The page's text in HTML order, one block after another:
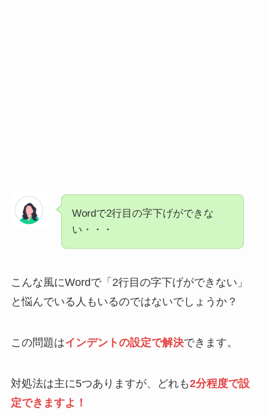
Wordで2行目の字下げができな
い・・・
こんな風にWordで「2行目の字下げができない」
と悩んでいる人もいるのではないでしょうか？
この問題はインデントの設定で解決できます。
対処法は主に5つありますが、どれも2分程度で設
定できますよ！